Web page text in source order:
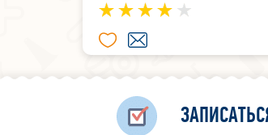
привычного ритма жизни. И
можно принять таблетку, то
ушах не так легко.